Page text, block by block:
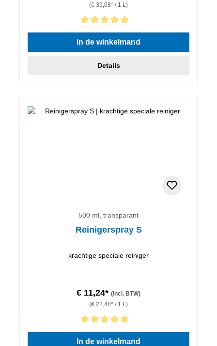
(€ 39,08* / 1 L)
Gemiddelde waardering van 5 van 5 sterren
In de winkelmand
Details
500 ml, transparant
Reinigerspray S
krachtige speciale reiniger
€ 11,24* (incl. BTW)
(€ 22,48* / 1 L)
Gemiddelde waardering van 5 van 5 sterren
In de winkelmand